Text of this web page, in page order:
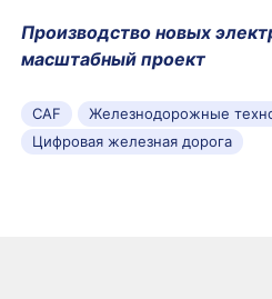
Производство новых
масштабный проект
CAF Железнодорожные
Цифровая железная дорога